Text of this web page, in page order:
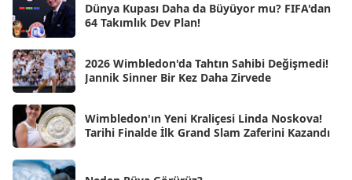
Eki 2024 [46]
Eyl 2024
Ağu 2024 [10]
Tem 2024
Haz 2024 [30]
Dünya Kupası Daha da Büyüyor mu? FIFA'dan
64 Takımlık Dev Plan!
2026 Wimbledon'da Tahtın Sahibi Değişmedi!
Jannik Sinner Bir Kez Daha Zirvede
Wimbledon'ın Yeni Kraliçesi Linda Noskova!
Tarihi Finalde İlk Grand Slam Zaferini Kazandı